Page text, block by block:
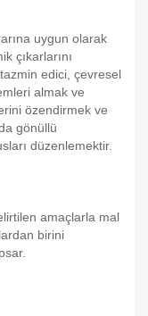
uygun olarak
çıkarlarını
tazmin edici, çevresel
almak ve
özendirmek ve
gönüllü
düzenlemektir.
amaçlarla mal
birini